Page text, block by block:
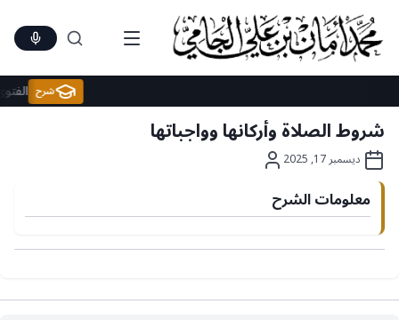
Skip
content
شرح
شروط الصلاة وأركانها وواجباتها
ديسمبر 17, 2025
معلومات الشرح